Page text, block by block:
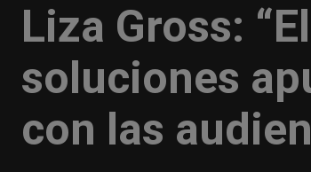
Liza Gross:
soluciones
con las